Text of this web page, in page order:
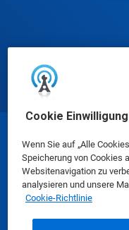
Cookie Einwilligung
Wenn Sie auf „Alle
Speicherung von Cookies
Websitenavigation zu
analysieren und unsere
Cookie-Richtlinie
©